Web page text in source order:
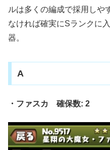
ルは多くの編成で採用しや
なければ確実にSランクに
器。
A
・ファスカ 確保数: 2